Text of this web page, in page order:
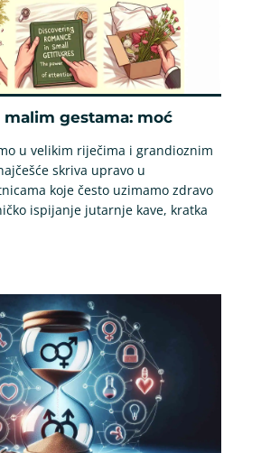
gestama: moć
u velikim riječima i grandioznim
skriva upravo u
koje često uzimamo zdravo
ispijanje jutarnje kave, kratka